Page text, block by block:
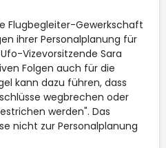
Flugbegleiter-Gewerkschaft
ihrer Personalplanung für
Vizevorsitzende Sara
Folgen auch für die
kann dazu führen, dass
wegbrechen oder
werden". Das
nicht zur Personalplanung